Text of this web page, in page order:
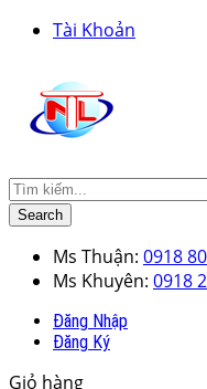
Tài Khoản
Search
Ms Thuận: 0918
Ms Khuyên: 0918
Đăng Nhập
Đăng Ký
Giỏ hàng